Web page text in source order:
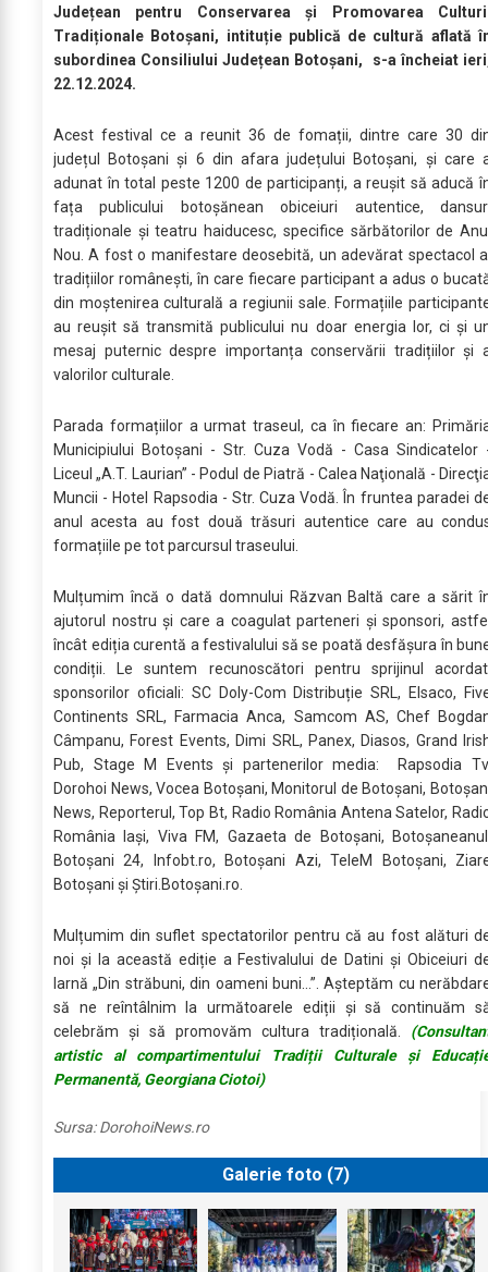
Județean pentru Conservarea și Promovarea
Tradiționale Botoșani, intituție publică de cultură aflată
subordinea Consiliului Județean Botoșani, s-a încheiat
22.12.2024.
Acest festival ce a reunit 36 de fomații, dintre care 30
județul Botoșani și 6 din afara județului Botoșani, și care
adunat în total peste 1200 de participanți, a reușit să aducă
fața publicului botoșănean obiceiuri autentice,
tradiționale și teatru haiducesc, specifice sărbătorilor de
Nou. A fost o manifestare deosebită, un adevărat spectacol
tradițiilor românești, în care fiecare participant a adus o
din moștenirea culturală a regiunii sale. Formațiile
au reușit să transmită publicului nu doar energia lor, ci și
mesaj puternic despre importanța conservării tradițiilor și
valorilor culturale.
Parada formațiilor a urmat traseul, ca în fiecare an:
Municipiului Botoșani - Str. Cuza Vodă - Casa Sindicatelor
Liceul „A.T. Laurian” - Podul de Piatră - Calea Naţională -
Muncii - Hotel Rapsodia - Str. Cuza Vodă. În fruntea paradei
anul acesta au fost două trăsuri autentice care au
formațiile pe tot parcursul traseului.
Mulțumim încă o dată domnului Răzvan Baltă care a sărit
ajutorul nostru și care a coagulat parteneri și sponsori,
încât ediția curentă a festivalului să se poată desfășura în
condiții. Le suntem recunoscători pentru sprijinul
sponsorilor oficiali: SC Doly-Com Distribuție SRL, Elsaco,
Continents SRL, Farmacia Anca, Samcom AS, Chef
Câmpanu, Forest Events, Dimi SRL, Panex, Diasos, Grand
Pub, Stage M Events și partenerilor media: Rapsodia
Dorohoi News, Vocea Botoșani, Monitorul de Botoșani,
News, Reporterul, Top Bt, Radio România Antena Satelor,
România Iași, Viva FM, Gazaeta de Botoșani,
Botoșani 24, Infobt.ro, Botoșani Azi, TeleM Botoșani,
Botoșani și Știri.Botoșani.ro.
Mulțumim din suflet spectatorilor pentru că au fost alături
noi și la această ediție a Festivalului de Datini și Obiceiuri
Iarnă „Din străbuni, din oameni buni...”. Așteptăm cu
să ne reîntâlnim la următoarele ediții și să continuăm
celebrăm și să promovăm cultura tradițională.
artistic al compartimentului Tradiții Culturale și
Permanentă, Georgiana Ciotoi)
Sursa:DorohoiNews.ro
Galerie foto (7)